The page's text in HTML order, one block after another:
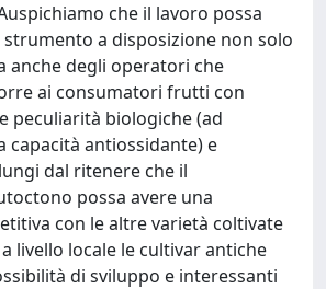
che il lavoro possa
strumento a disposizione non solo
anche degli operatori che
ai consumatori frutti con
peculiarità biologiche (ad
capacità antiossidante) e
dal ritenere che il
possa avere una
con le altre varietà coltivate
livello locale le cultivar antiche
di sviluppo e interessanti